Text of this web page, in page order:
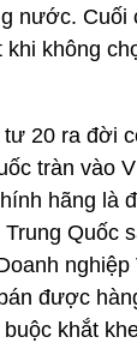
nước. Cuối
khi không
20 ra đời
tràn vào
hãng là
Quốc
được
khắt